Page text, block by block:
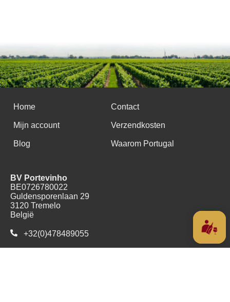
Home Contact
Mijn account Verzendkosten
Blog Waarom Portugal
BV Portevinho
BE0726780022
Guldensporenlaan 29
3120 Tremelo
België
+32(0)478489055